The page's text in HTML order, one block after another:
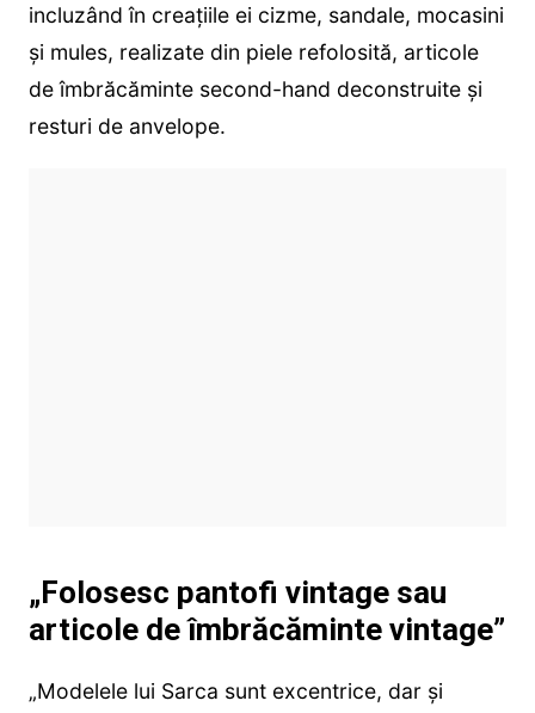
incluzând în creațiile ei cizme, sandale, mocasini
și mules, realizate din piele refolosită, articole
de îmbrăcăminte second-hand deconstruite și
resturi de anvelope.
„Folosesc pantofi vintage sau
articole de îmbrăcăminte vintage”
„Modelele lui Sarca sunt excentrice, dar și